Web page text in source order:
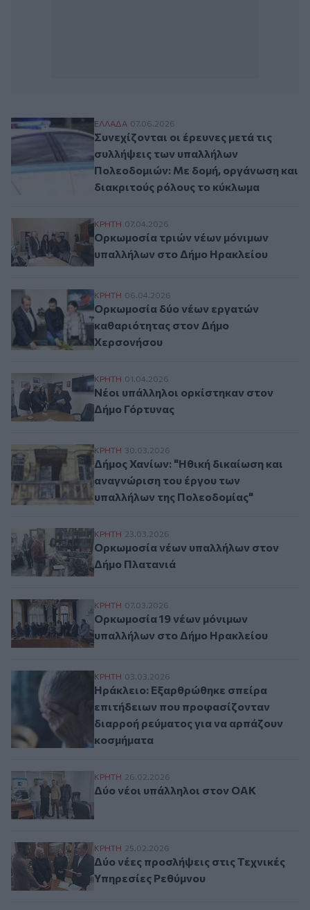
Συνεχίζονται οι έρευνες μετά τις
ΕΛΛAΔΑ 07.06.2026
Συνεχίζονται οι έρευνες μετά τις
συλλήψεις των υπαλλήλων
Πολεοδομιών: Με δομή, οργάνωση και
διακριτούς ρόλους το κύκλωμα
Ορκωμοσία τριών νέων μόνιμων
ΚΡΗΤΗ 07.04.2026
Ορκωμοσία τριών νέων μόνιμων
υπαλλήλων στο Δήμο Ηρακλείου
Ορκωμοσία δύο νέων εργατών
ΚΡΗΤΗ 06.04.2026
Ορκωμοσία δύο νέων εργατών
καθαριότητας στον Δήμο
Χερσονήσου
Νέοι υπάλληλοι ορκίστηκαν στον Δήμο
ΚΡΗΤΗ 01.04.2026
Νέοι υπάλληλοι ορκίστηκαν στον
Δήμο Γόρτυνας
Δήμος Χανίων: "Ηθική δικαίωση και
ΚΡΗΤΗ 30.03.2026
Δήμος Χανίων: "Ηθική δικαίωση και
αναγνώριση του έργου των
υπαλλήλων της Πολεοδομίας"
Ορκωμοσία νέων υπαλλήλων στον Δήμο
ΚΡΗΤΗ 23.03.2026
Ορκωμοσία νέων υπαλλήλων στον
Δήμο Πλατανιά
Ορκωμοσία 19 νέων μόνιμων υπαλλήλων
ΚΡΗΤΗ 07.03.2026
Ορκωμοσία 19 νέων μόνιμων
υπαλλήλων στο Δήμο Ηρακλείου
Ηράκλειο: Εξαρθρώθηκε σπείρα
ΚΡΗΤΗ 03.03.2026
Ηράκλειο: Εξαρθρώθηκε σπείρα
επιτήδειων που προφασίζονταν
διαρροή ρεύματος για να αρπάζουν
κοσμήματα
Δύο νέοι υπάλληλοι στον ΟΑΚ
ΚΡΗΤΗ 26.02.2026
Δύο νέοι υπάλληλοι στον ΟΑΚ
Δύο νέες προσλήψεις στις Τεχνικές
ΚΡΗΤΗ 25.02.2026
Δύο νέες προσλήψεις στις Τεχνικές
Υπηρεσίες Ρεθύμνου